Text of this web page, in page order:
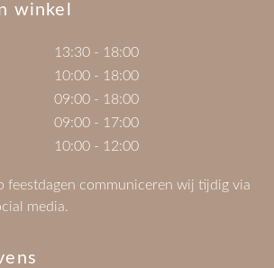
winkel
13:30 - 18:00
10:00 - 18:00
09:00 - 18:00
09:00 - 17:00
10:00 - 12:00
feestdagen communiceren wij tijdig via
media.